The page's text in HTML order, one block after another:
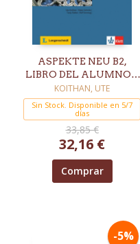
ASPEKTE NEU B2,
LIBRO DEL ALUMNO +
DVD
KOITHAN, UTE
Sin Stock. Disponible en 5/7
días
33,85 €
32,16 €
Comprar
-5%